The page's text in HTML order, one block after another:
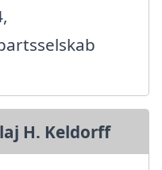
H. Keldorff